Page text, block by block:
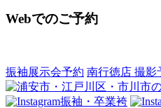
Webでのご予約
振袖展示会予約 南行徳店 撮影
振袖・卒業袴